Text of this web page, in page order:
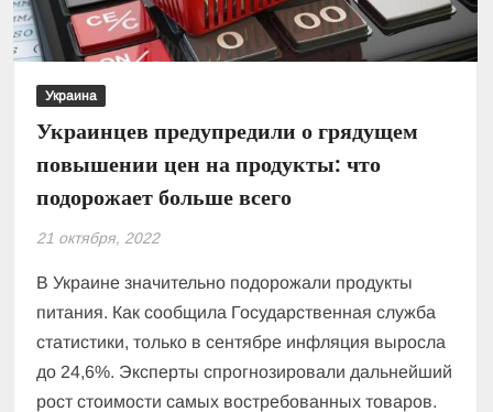
Украина
Украинцев предупредили о грядущем
повышении цен на продукты: что
подорожает больше всего
21 октября, 2022
В Украине значительно подорожали продукты
питания. Как сообщила Государственная служба
статистики, только в сентябре инфляция выросла
до 24,6%. Эксперты спрогнозировали дальнейший
рост стоимости самых востребованных товаров.